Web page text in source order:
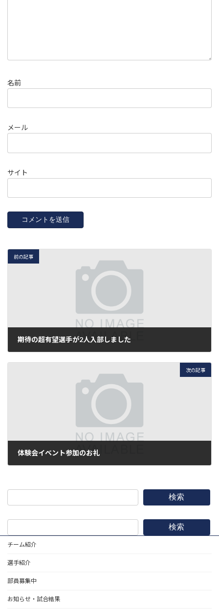
名前
メール
サイト
前の記事
期待の超有望選手が2人入部しました
次の記事
体験会イベント参加のお礼
検索
検索
チーム紹介
選手紹介
部員募集中
お知らせ・試合結果